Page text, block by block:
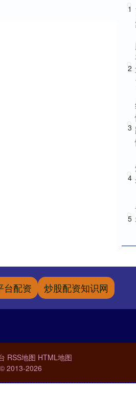
1
2
3
4
5
台配资 炒股配资知识网
RSS地图 HTML地图
© 2013-2026